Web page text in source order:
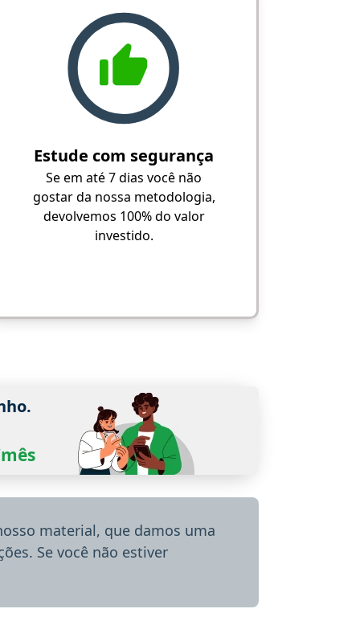
Estude com segurança
Se em até 7 dias você não
gostar da nossa metodologia,
devolvemos 100% do valor
investido.
material, que damos uma
Se você não estiver